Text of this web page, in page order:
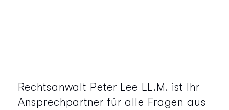
Rechtsanwalt Peter Lee LL.M. ist Ihr
Ansprechpartner für alle Fragen aus